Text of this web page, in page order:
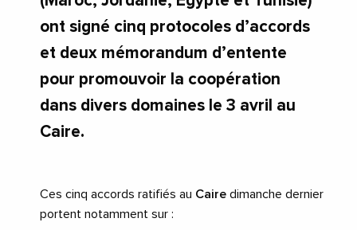
ont signé cinq protocoles d’accords
et deux mémorandum d’entente
pour promouvoir la coopération
dans divers domaines le 3 avril au
Caire.
Ces cinq accords ratifiés au Caire dimanche dernier
portent notamment sur :